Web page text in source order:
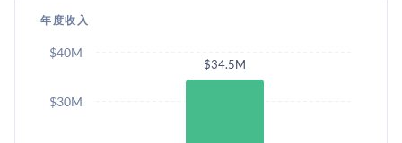
年度收入
$34.5M
$30M
$40M